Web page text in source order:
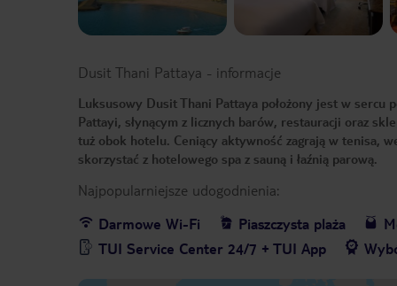
Dusit Thani Pattaya - informacje
Luksusowy Dusit Thani Pattaya położony jest w
Pattayi, słynącym z licznych barów, restauracji oraz
tuż obok hotelu. Ceniący aktywność zagrają w tenisa,
skorzystać z hotelowego spa z sauną i łaźnią parową.
Najpopularniejsze udogodnienia:
Darmowe Wi-Fi
Piaszczysta plaża
TUI Service Center 24/7 + TUI App